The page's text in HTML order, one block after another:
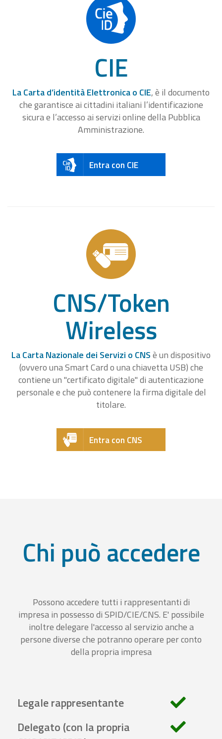
CIE
La Carta d’identità Elettronica o CIE, è il documento
che garantisce ai cittadini italiani l’identificazione
sicura e l’accesso ai servizi online della Pubblica
Amministrazione.
Entra con CIE
CNS/Token
Wireless
La Carta Nazionale dei Servizi o CNSè un dispositivo
(ovvero una Smart Card o una chiavetta USB) che
contiene un "certificato digitale" di autenticazione
personale e che può contenere la firma digitale del
titolare.
Entra con CNS
Chi può accedere
Possono accedere tutti i rappresentanti di
impresa in possesso di SPID/CIE/CNS. E' possibile
inoltre delegare l'accesso al servizio anche a
persone diverse che potranno operare per conto
della propria impresa
Legale rappresentante
Delegato (con la propria